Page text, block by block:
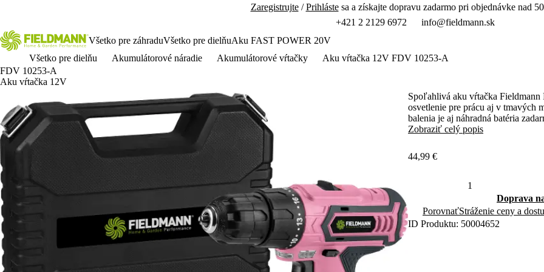
Zaregistrujte/Prihlástesa a získajte dopravu zadarmo pri objednávke nad
+421 2 2129 6972
info@fieldmann.sk
Všetko pre záhraduVšetko pre dielňuAku FAST POWER 20V
Všetko pre dielňu
Akumulátorové náradie Akumulátorové vŕtačky
Aku vŕtačka 12V FDV 10253-A
FDV 10253-A
Aku vŕtačka 12V
Spoľahlivá aku vŕtačka
osvetlenie pre prácu aj v tmavých
balenia je aj náhradná batéria
Zobraziť celý popis
44,99 €
Doprava
PorovnaťStráženie ceny a
ID Produktu: 50004652